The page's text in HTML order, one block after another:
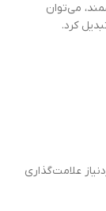
می‌توان
کرد.
علامت‌گذاری